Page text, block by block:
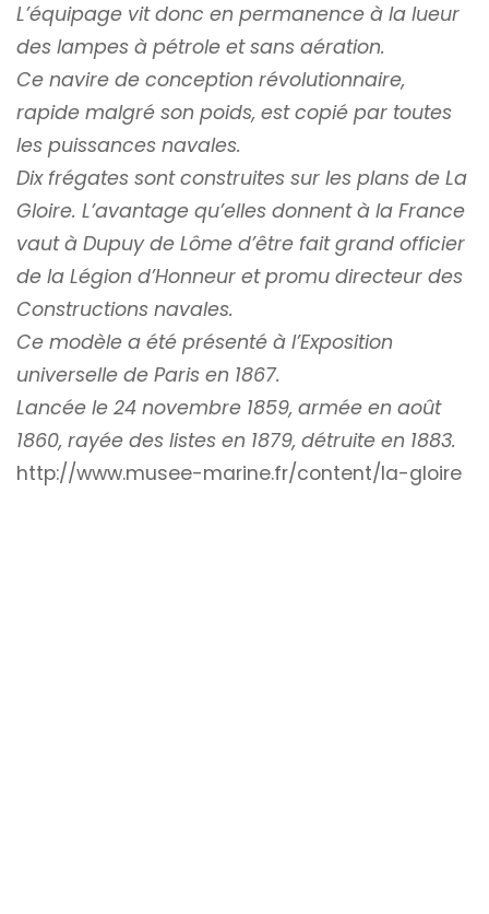
L’équipage vit donc en permanence à la lueur
des lampes à pétrole et sans aération.
Ce navire de conception révolutionnaire,
rapide malgré son poids, est copié par toutes
les puissances navales.
Dix frégates sont construites sur les plans de La
Gloire. L’avantage qu’elles donnent à la France
vaut à Dupuy de Lôme d’être fait grand officier
de la Légion d’Honneur et promu directeur des
Constructions navales.
Ce modèle a été présenté à l’Exposition
universelle de Paris en 1867.
Lancée le 24 novembre 1859, armée en août
1860, rayée des listes en 1879, détruite en 1883.
http://www.musee-marine.fr/content/la-gloire